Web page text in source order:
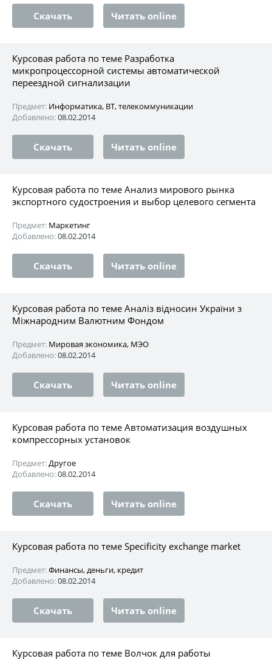
Скачать Читать online
Курсовая работа по теме Разработка
микропроцессорной системы автоматической
переездной сигнализации
Предмет: Информатика, ВТ, телекоммуникации
Добавлено:08.02.2014
Скачать Читать online
Курсовая работа по теме Анализ мирового рынка
экспортного судостроения и выбор целевого сегмента
Предмет: Маркетинг
Добавлено:08.02.2014
Скачать Читать online
Курсовая работа по теме Аналiз відносин України з
Міжнародним Валютним Фондом
Предмет: Мировая экономика, МЭО
Добавлено:08.02.2014
Скачать Читать online
Курсовая работа по теме Автоматизация воздушных
компрессорных установок
Предмет:Другое
Добавлено:08.02.2014
Скачать Читать online
Курсовая работа по теме Specificity exchange market
Предмет:Финансы, деньги, кредит
Добавлено:08.02.2014
Скачать Читать online
Курсовая работа по теме Волчок для работы